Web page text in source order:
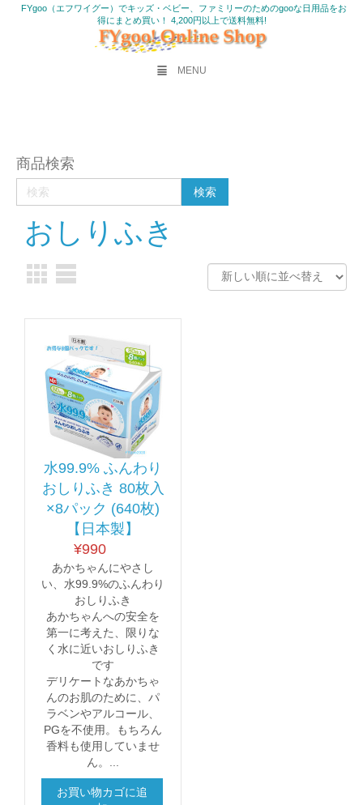
FYgoo（エフワイグー）でキッズ・ベビー、ファミリーのためのgooな日用品をお
得にまとめ買い！ 4,200円以上で送料無料!
MENU
商品検索
おしりふき
水99.9% ふんわり
おしりふき 80枚入
×8パック (640枚)
【日本製】
¥990
あかちゃんにやさし
い、水99.9%のふんわり
おしりふき
あかちゃんへの安全を
第一に考えた、限りな
く水に近いおしりふき
です
デリケートなあかちゃ
んのお肌のために、パ
ラベンやアルコール、
PGを不使用。もちろん
香料も使用していませ
ん。...
お買い物カゴに追